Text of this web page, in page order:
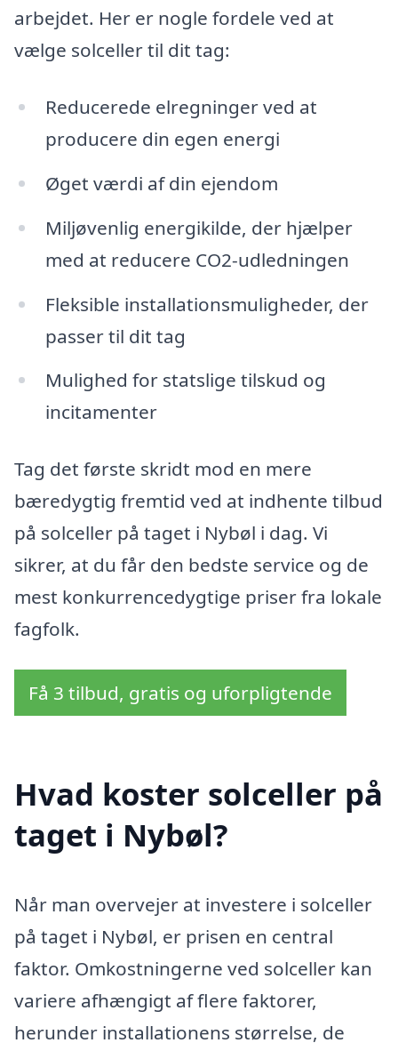
arbejdet. Her er nogle fordele ved at
vælge solceller til dit tag:
Reducerede elregninger ved at
producere din egen energi
Øget værdi af din ejendom
Miljøvenlig energikilde, der hjælper
med at reducere CO2-udledningen
Fleksible installationsmuligheder, der
passer til dit tag
Mulighed for statslige tilskud og
incitamenter
Tag det første skridt mod en mere
bæredygtig fremtid ved at indhente tilbud
på solceller på taget i Nybøl i dag. Vi
sikrer, at du får den bedste service og de
mest konkurrencedygtige priser fra lokale
fagfolk.
Få 3 tilbud, gratis og uforpligtende
Hvad koster solceller på
taget i Nybøl?
Når man overvejer at investere i solceller
på taget i Nybøl, er prisen en central
faktor. Omkostningerne ved solceller kan
variere afhængigt af flere faktorer,
herunder installationens størrelse, de